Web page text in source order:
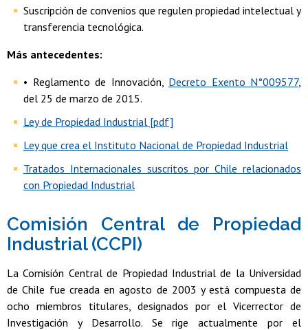
Suscripción de convenios que regulen propiedad intelectual y
transferencia tecnológica.
Más antecedentes:
• Reglamento de Innovación, Decreto Exento N°009577,
del 25 de marzo de 2015.
Ley de Propiedad Industrial [pdf]
Ley que crea el Instituto Nacional de Propiedad Industrial
Tratados Internacionales suscritos por Chile relacionados
con Propiedad Industrial
Comisión Central de Propiedad
Industrial (CCPI)
La Comisión Central de Propiedad Industrial de la Universidad
de Chile fue creada en agosto de 2003 y está compuesta de
ocho miembros titulares, designados por el Vicerrector de
Investigación y Desarrollo. Se rige actualmente por el